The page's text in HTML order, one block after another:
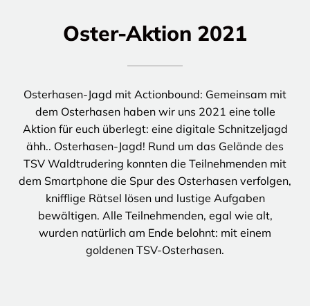
Oster-Aktion 2021
Osterhasen-Jagd mit Actionbound: Gemeinsam mit
dem Osterhasen haben wir uns 2021 eine tolle
Aktion für euch überlegt: eine digitale Schnitzeljagd
ähh.. Osterhasen-Jagd! Rund um das Gelände des
TSV Waldtrudering konnten die Teilnehmenden mit
dem Smartphone die Spur des Osterhasen verfolgen,
knifflige Rätsel lösen und lustige Aufgaben
bewältigen. Alle Teilnehmenden, egal wie alt,
wurden natürlich am Ende belohnt: mit einem
goldenen TSV-Osterhasen.